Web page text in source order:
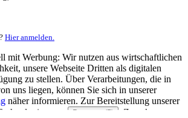
Hier anmelden.
mit Werbung: Wir nutzen aus wirtschaftlichen
unsere Webseite Dritten als digitalen
zu stellen. Über Verarbeitungen, die in
uns liegen, können Sie sich in unserer
näher informieren. Zur Bereitstellung unserer
von
Partnern (5)
. Zwecke: